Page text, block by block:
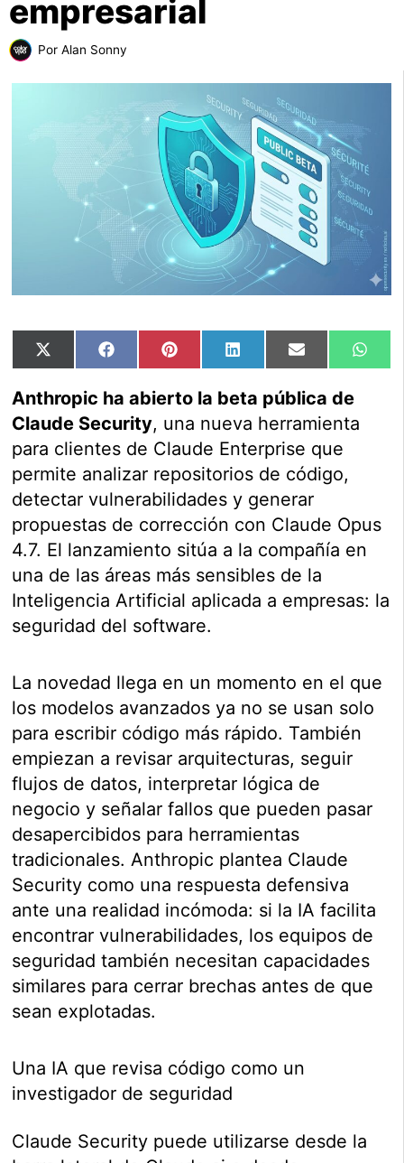
empresarial
Por Alan Sonny
Compartir
en
X
(Twitter)
Compartir
en
FacebookCompartir
en
PinterestCompartir
en
LinkedInCompartir
en
Email
en
Anthropic ha abierto la beta pública de
Claude Security, una nueva herramienta
para clientes de Claude Enterprise que
permite analizar repositorios de código,
detectar vulnerabilidades y generar
propuestas de corrección con Claude Opus
4.7. El lanzamiento sitúa a la compañía en
una de las áreas más sensibles de la
Inteligencia Artificial aplicada a empresas: la
seguridad del software.
La novedad llega en un momento en el que
los modelos avanzados ya no se usan solo
para escribir código más rápido. También
empiezan a revisar arquitecturas, seguir
flujos de datos, interpretar lógica de
negocio y señalar fallos que pueden pasar
desapercibidos para herramientas
tradicionales. Anthropic plantea Claude
Security como una respuesta defensiva
ante una realidad incómoda: si la IA facilita
encontrar vulnerabilidades, los equipos de
seguridad también necesitan capacidades
similares para cerrar brechas antes de que
sean explotadas.
Una IA que revisa código como un
investigador de seguridad
Claude Security puede utilizarse desde la